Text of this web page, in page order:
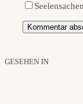
GESEHEN IN